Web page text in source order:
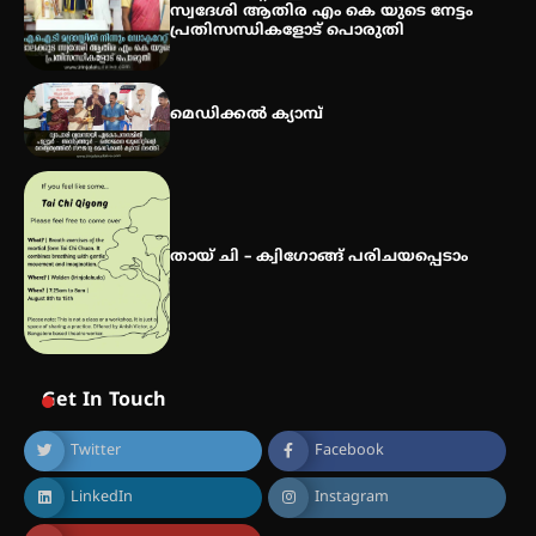
ബാലൻ ഹാളിൽ 16ന്
സ്വദേശി ആതിര എം കെ യുടെ നേട്ടം
പ്രതിസന്ധികളോട് പൊരുതി
മെഡിക്കൽ ക്യാമ്പ്
തായ് ചി – ക്വിഗോങ്ങ് പരിചയപ്പെടാം
Get In Touch
Twitter Facebook
LinkedIn Instagram